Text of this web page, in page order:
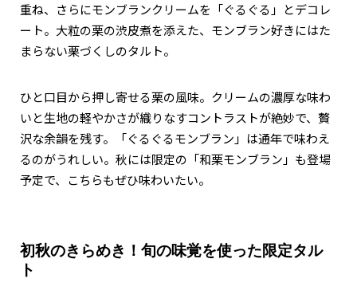
重ね、さらにモンブランクリームを「ぐるぐる」とデコレ
ート。大粒の栗の渋皮煮を添えた、モンブラン好きにはた
まらない栗づくしのタルト。
ひと口目から押し寄せる栗の風味。クリームの濃厚な味わ
いと生地の軽やかさが織りなすコントラストが絶妙で、贅
沢な余韻を残す。「ぐるぐるモンブラン」は通年で味わえ
るのがうれしい。秋には限定の「和栗モンブラン」も登場
予定で、こちらもぜひ味わいたい。
初秋のきらめき！旬の味覚を使った限定タル
ト